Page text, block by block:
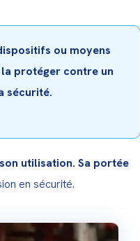
ou moyens
protéger contre un
sécurité.
utilisation. Sa portée
en sécurité.